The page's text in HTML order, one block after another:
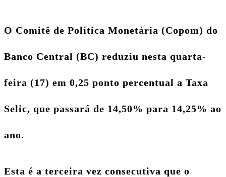
O Comitê de Política Monetária (Copom) do
Banco Central (BC) reduziu nesta quarta-
feira (17) em 0,25 ponto percentual a Taxa
Selic, que passará de 14,50% para 14,25% ao
ano.
Esta é a terceira vez consecutiva que o